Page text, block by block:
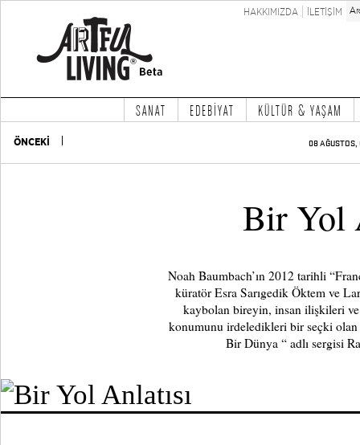
HAKKIMIZDA İLETİŞİM
SANAT EDEBİYAT KÜLTÜR & YAŞAM
ÖNCEKİ 08 AĞUSTOS,
Bir Yol
Noah Baumbach’ın 2012 tarihli
küratör Esra Sarıgedik Öktem ve
kaybolan bireyin, insan ilişkileri
konumunu irdeledikleri bir seçki
Bir Dünya “ adlı sergisi